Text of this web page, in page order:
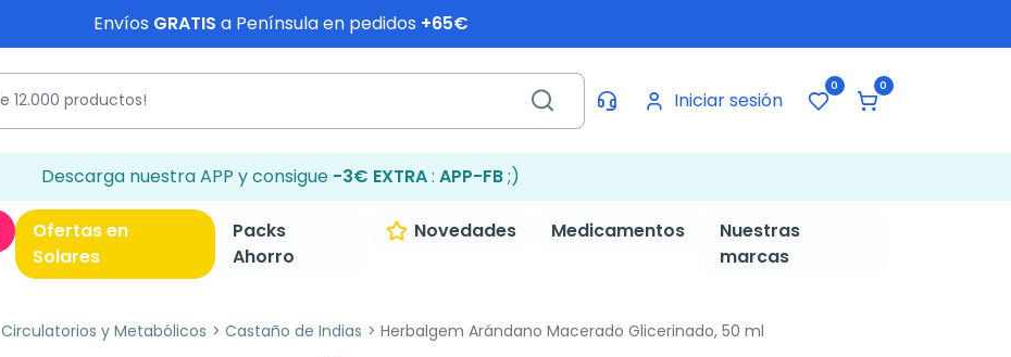
Envíos GRATIS a Península en pedidos +65€
Iniciar sesión
0 0
Descarga nuestra APP y consigue -3€ EXTRA: APP-FB;)
Ofertas en
Solares
Packs
Ahorro
Novedades Medicamentos
Nuestras
marcas
Circulatorios y Metabólicos Castaño de Indias Herbalgem Arándano Macerado Glicerinado, 50 ml